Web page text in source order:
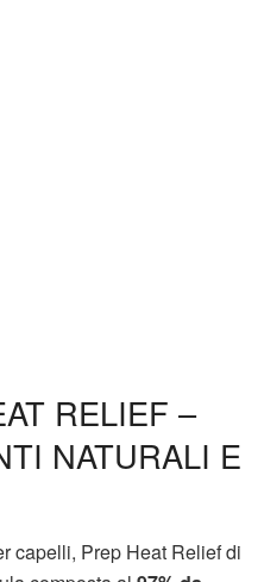
RELIEF –
NATURALI E
capelli, Prep Heat Relief di